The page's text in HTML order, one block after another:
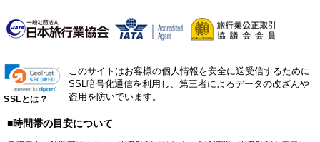
SSLとは？
このサイトはお客様の個人情報を安全に送受信するために
SSL暗号化通信を利用し、第三者によるデータの改ざんや
盗用を防いでいます。
■時間帯の目安について